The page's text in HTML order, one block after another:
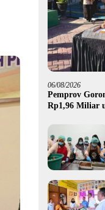
06/08/2026
Pemprov
Rp1,96 Miliar